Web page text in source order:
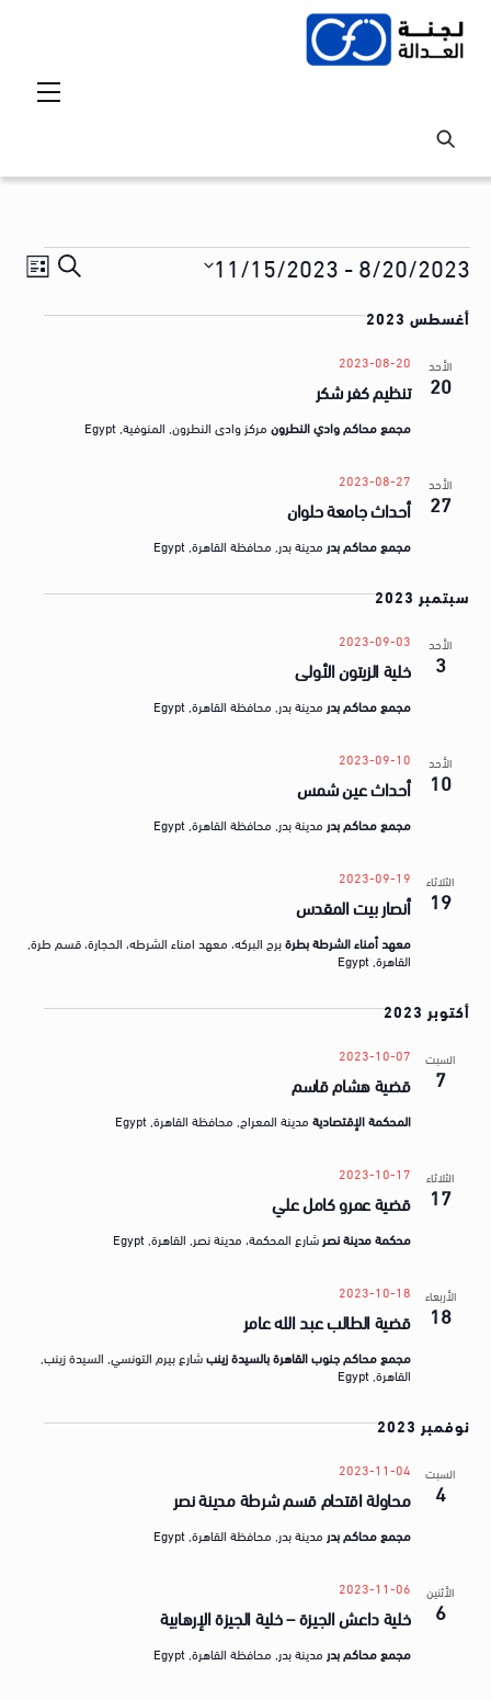
Skip
Events
Events
S
ق
ا
ي
8/20/2023
-
11/15/2023
e
أغسطس 2023
الأحد
20 تنظيم كفر شكر
2023-08-20
مجمع محاكم وادي النطرونمركز وادى النطرون, المنوفية, Egypt
الأحد
27 أحداث جامعة حلوان
2023-08-27
مجمع محاكم بدر مدينة بدر, محافظة القاهرة, Egypt
سبتمبر 2023
الأحد
3 خلية الزيتون الأولى
2023-09-03
مجمع محاكم بدر مدينة بدر, محافظة القاهرة, Egypt
الأحد
10 أحداث عين شمس
2023-09-10
مجمع محاكم بدر مدينة بدر, محافظة القاهرة, Egypt
الثلاثاء
19 أنصار بيت المقدس
2023-09-19
معهد أمناء الشرطة بطرةبرج البركه، معهد امناء الشرطه، الحجارة، قسم طرة‬,
القاهرة‬, Egypt
أكتوبر 2023
السبت
7 قضية هشام قاسم
2023-10-07
المحكمة الإقتصاديةمدينة المعراج, محافظة القاهرة, Egypt
الثلاثاء
17 قضية عمرو كامل علي
2023-10-17
محكمة مدينة نصرشارع المحكمة، مدينة نصر‬, القاهرة‬, Egypt
الأربعاء
18 قضية الطالب عبد الله عامر
2023-10-18
مجمع محاكم جنوب القاهرة بالسيدة زينبشارع بيرم التونسي, السيدة زينب,
القاهرة, Egypt
نوفمبر 2023
السبت
4 محاولة اقتحام قسم شرطة مدينة نصر
2023-11-04
مجمع محاكم بدر مدينة بدر, محافظة القاهرة, Egypt
الأثنين
6 خلية داعش الجيزة – خلية الجيزة الإرهابية
2023-11-06
مجمع محاكم بدر مدينة بدر, محافظة القاهرة, Egypt